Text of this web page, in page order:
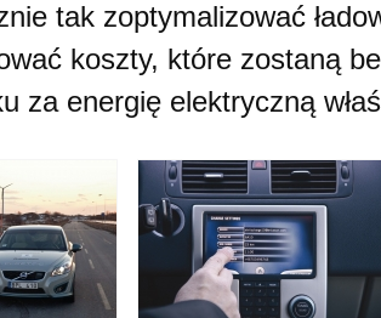
tak zoptymalizować
koszty, które zostaną
za energię elektryczną